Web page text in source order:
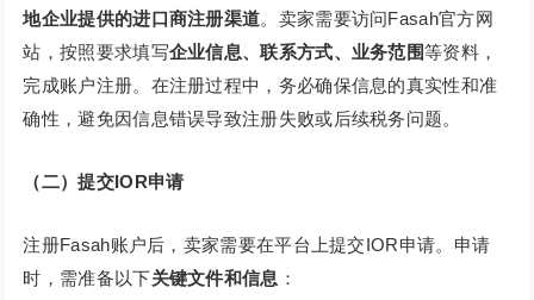
地企业提供的进口商注册渠道。卖家需要访问Fasah官方网
站，按照要求填写企业信息、联系方式、业务范围等资料，
完成账户注册。在注册过程中，务必确保信息的真实性和准
确性，避免因信息错误导致注册失败或后续税务问题。
（二）提交IOR申请
注册Fasah账户后，卖家需要在平台上提交IOR申请。申请
时，需准备以下关键文件和信息 ：